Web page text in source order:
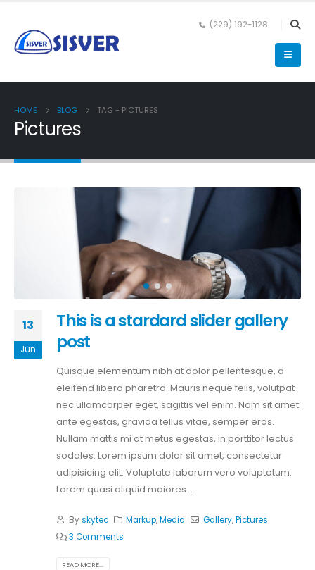
(229) 192-1128
HOME BLOG TAG - PICTURES
Pictures
13
Jun
This is a stardard slider gallery
post
Quisque elementum nibh at dolor pellentesque, a
eleifend libero pharetra. Mauris neque felis, volutpat
nec ullamcorper eget, sagittis vel enim. Nam sit amet
ante egestas, gravida tellus vitae, semper eros.
Nullam mattis mi at metus egestas, in porttitor lectus
sodales. Lorem ipsum dolor sit amet, consectetur
adipisicing elit. Voluptate laborum vero voluptatum.
Lorem quasi aliquid maiores...
Byskytec Markup,Media Gallery,Pictures
3 Comments
READ MORE...